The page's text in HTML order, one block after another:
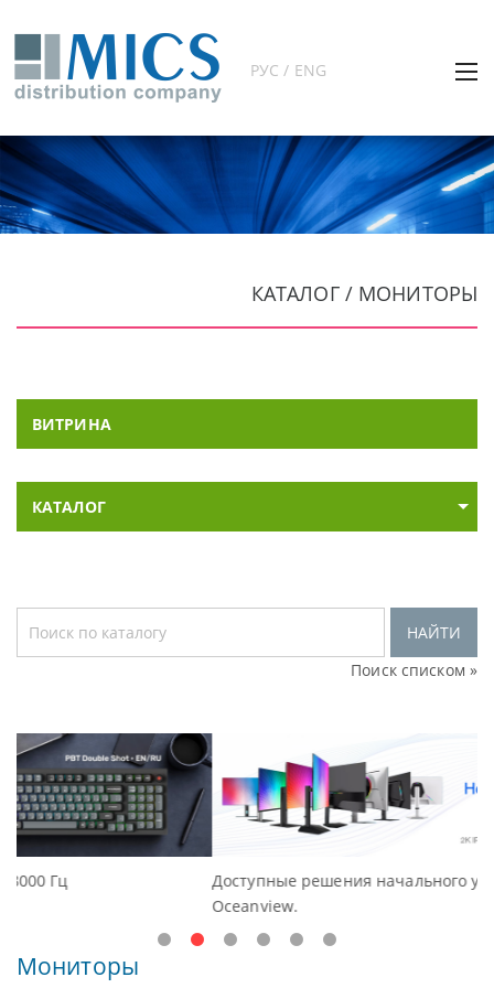
РУС / ENG
КАТАЛОГ / МОНИТОРЫ
ВИТРИНА
КАТАЛОГ
НАЙТИ
Поиск списком »
Доступные решения начального уровня, новые мониторы
Мониторы